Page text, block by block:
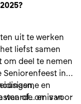
uit te werken
liefst samen
om deel te nemen
Seniorenfeest in
en
waarde om van
of... er is voor